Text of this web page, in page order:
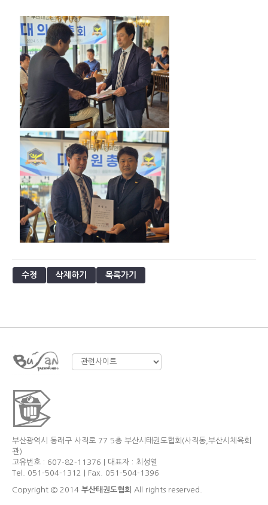
수정 삭제하기 목록가기
부산광역시 동래구 사직로 77 5층 부산시태권도협회(사직동,부산시체육회
관)
고유번호 : 607-82-11376 | 대표자 : 최성열
Tel. 051-504-1312 | Fax. 051-504-1396
Copyright © 2014 부산태권도협회 All rights reserved.